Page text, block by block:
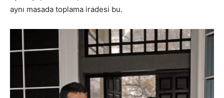
aynı masada toplama iradesi bu.